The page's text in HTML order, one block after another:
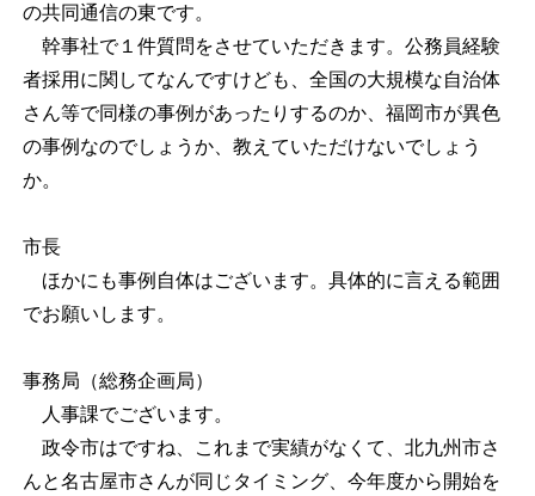
の共同通信の東です。
幹事社で１件質問をさせていただきます。公務員経験
者採用に関してなんですけども、全国の大規模な自治体
さん等で同様の事例があったりするのか、福岡市が異色
の事例なのでしょうか、教えていただけないでしょう
か。
市長
ほかにも事例自体はございます。具体的に言える範囲
でお願いします。
事務局（総務企画局）
人事課でございます。
政令市はですね、これまで実績がなくて、北九州市さ
んと名古屋市さんが同じタイミング、今年度から開始を